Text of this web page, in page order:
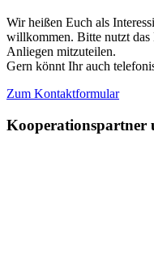
Wir heißen Euch als
willkommen. Bitte nutzt
Anliegen mitzuteilen.
Gern könnt Ihr auch
Zum Kontaktformular
Kooperationspartner